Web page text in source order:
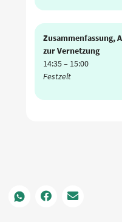
Zusammenfassung,
zur Vernetzung
14:35– 15:00
Festzelt